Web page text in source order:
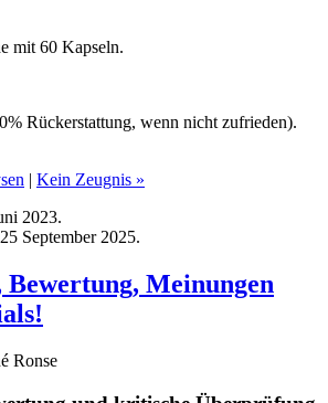
mit 60 Kapseln.
Rückerstattung, wenn nicht zufrieden).
2023.
Meinungen
Ronse
und kritische Überprüfung
von Brain Actives